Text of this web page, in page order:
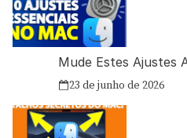
Mude Estes Ajustes
23 de junho de 2026